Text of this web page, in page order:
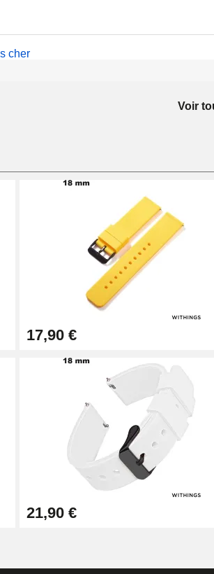
cher
- Diamètre 1,50 mm - 8 à 25 mm
Montre - Diamètre 1,80 mm - 8 à 25 mm
Voir
17,90 €
21,90 €